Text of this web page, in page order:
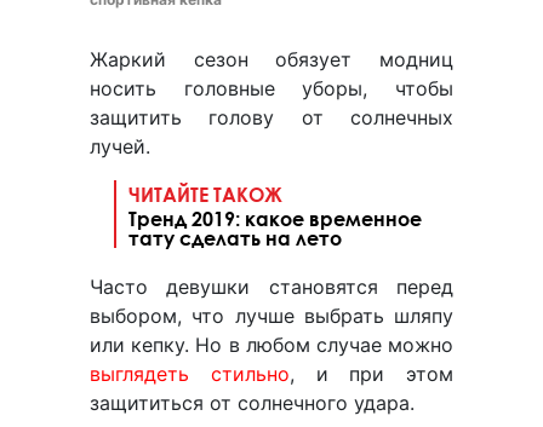
Жаркий сезон обязует модниц
носить головные уборы, чтобы
защитить голову от солнечных
лучей.
ЧИТАЙТЕ ТАКОЖ
Тренд 2019: какое временное
тату сделать на лето
Часто девушки становятся перед
выбором, что лучше выбрать шляпу
или кепку. Но в любом случае можно
выглядеть стильно, и при этом
защититься от солнечного удара.